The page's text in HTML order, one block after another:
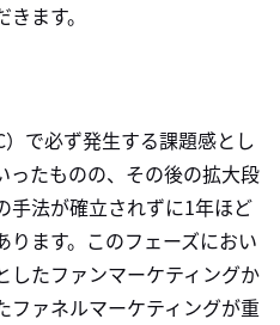
ます。
で必ず発生する課題感とし
ったものの、その後の拡大段
手法が確立されずに1年ほど
ます。このフェーズにおい
したファンマーケティングか
ファネルマーケティングが重